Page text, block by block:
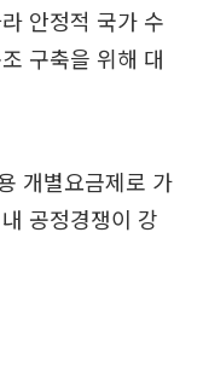
안정적 국가 수
구축을 위해 대
개별요금제로 가
공정경쟁이 강